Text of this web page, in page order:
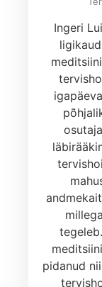
Ingeri
pidanud